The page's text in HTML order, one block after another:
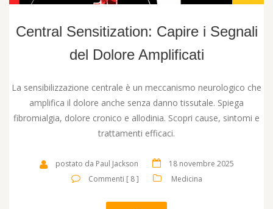
Central Sensitization: Capire i Segnali
del Dolore Amplificati
La sensibilizzazione centrale è un meccanismo neurologico che
amplifica il dolore anche senza danno tissutale. Spiega
fibromialgia, dolore cronico e allodinia. Scopri cause, sintomi e
trattamenti efficaci.
postato da Paul Jackson
18 novembre 2025
Commenti [ 8 ]
Medicina